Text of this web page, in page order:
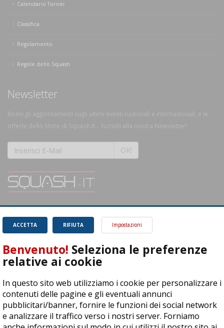
Calendario Tornei
Classifica
Regolamento
Regole dello Squash
Newsletter
Ricevi gli aggiornamenti sugli ultimi eventi nazionali e internazionali, e le
offerte dello Store di Squash.it... Iscriviti alla nostra Newsletter!
OK!
magnifico sport.
Leggi
RIFIUTA
ACCETTA Impostazioni
Benvenuto! Seleziona le preferenze
relative ai cookie
In questo sito web utilizziamo i cookie per personalizzare i
contenuti delle pagine e gli eventuali annunci
pubblicitari/banner, fornire le funzioni dei social network
e analizzare il traffico verso i nostri server. Forniamo
ASD Let's Sport - Via T. Olivelli 3, 25014 Castenedolo (BS) - P. Iva:
04278030988
© Copyright 2015 | All Rights Reserved - Powered byDynDevice